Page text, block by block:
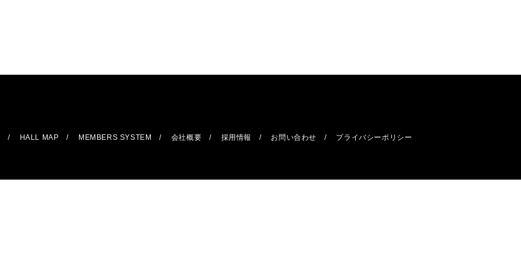
HALL MAP MEMBERS SYSTEM 会社概要 採用情報 お問い合わせ プライバシーポリシー